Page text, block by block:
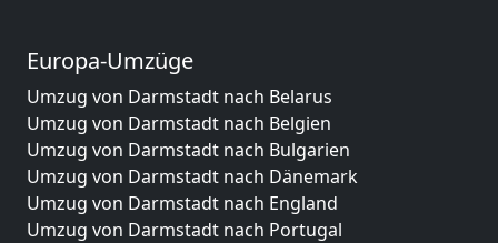
Europa-Umzüge
Umzug von Darmstadt nach Belarus
Umzug von Darmstadt nach Belgien
Umzug von Darmstadt nach Bulgarien
Umzug von Darmstadt nach Dänemark
Umzug von Darmstadt nach England
Umzug von Darmstadt nach Portugal